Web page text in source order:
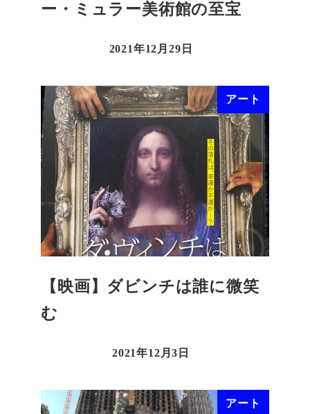
ー・ミュラー美術館の至宝
2021年12月29日
アート
【映画】ダビンチは誰に微笑
む
2021年12月3日
アート